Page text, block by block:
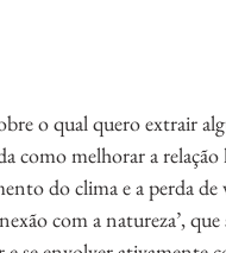
o qual quero extrair
como melhorar a
do clima e a perda de
com a natureza’,